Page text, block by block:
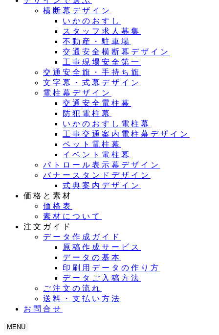
横断幕デザイン
いかのおすし
スタッフ求人募集
不動産・駐車場
交通安全横断幕デザイン
工事現場安全第一
交通安全旗・手持ち旗
文字幕・式幕デザイン
電柱幕デザイン
交通安全電柱幕
防犯電柱幕
いかのおすし電柱幕
工事交通案内電柱幕デザイン
ペット電柱幕
イベント電柱幕
パトロール表示幕デザイン
バナースタンドデザイン
式典案内デザイン
価格と素材
価格表
素材について
注文ガイド
データ作成ガイド
原稿作成サービス
データの基本
印刷用データの作り方
データご入稿方法
ご注文の流れ
送料・支払い方法
お問合せ
MENU